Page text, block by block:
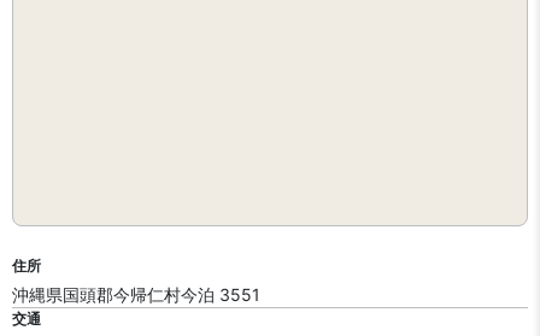
住所
沖縄県国頭郡今帰仁村今泊 3551
交通